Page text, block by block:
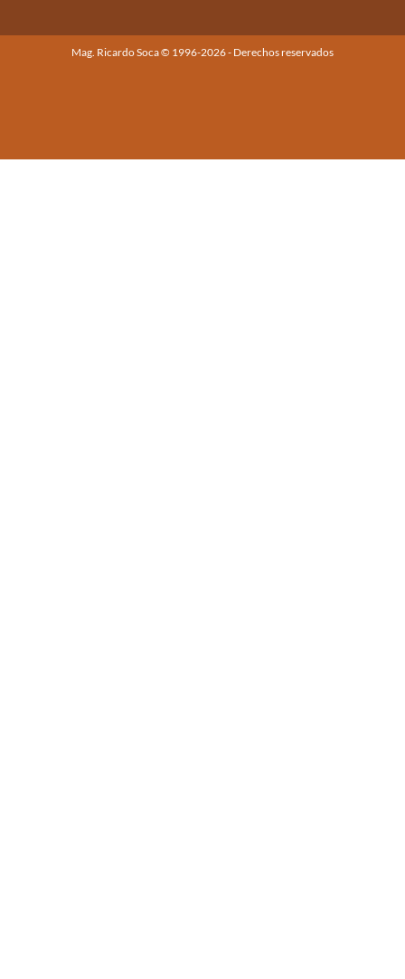
Mag. Ricardo Soca © 1996-2026 - Derechos reservados